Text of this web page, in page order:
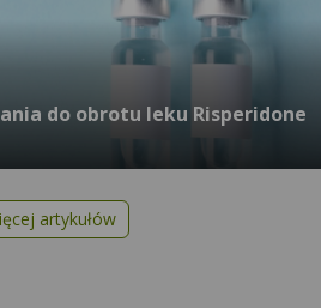
do obrotu leku Risperidone
artykułów